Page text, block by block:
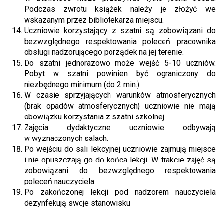
Podczas zwrotu książek należy je złożyć we
wskazanym przez bibliotekarza miejscu.
Uczniowie korzystający z szatni są zobowiązani do
bezwzględnego respektowania poleceń pracownika
obsługi nadzorującego porządek na jej terenie.
Do szatni jednorazowo może wejść 5-10 uczniów.
Pobyt w szatni powinien być ograniczony do
niezbędnego minimum (do 2 min.).
W czasie sprzyjających warunków atmosferycznych
(brak opadów atmosferycznych) uczniowie nie mają
obowiązku korzystania z szatni szkolnej.
Zajęcia dydaktyczne uczniowie odbywają
w wyznaczonych salach.
Po wejściu do sali lekcyjnej uczniowie zajmują miejsce
i nie opuszczają go do końca lekcji. W trakcie zajęć są
zobowiązani do bezwzględnego respektowania
poleceń nauczyciela.
Po zakończonej lekcji pod nadzorem nauczyciela
dezynfekują swoje stanowisku